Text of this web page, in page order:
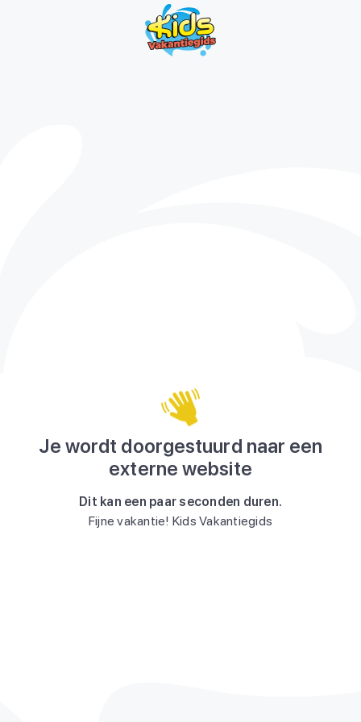
Je wordt doorgestuurd naar een
externe website
Dit kan een paar seconden duren.
Fijne vakantie! Kids Vakantiegids